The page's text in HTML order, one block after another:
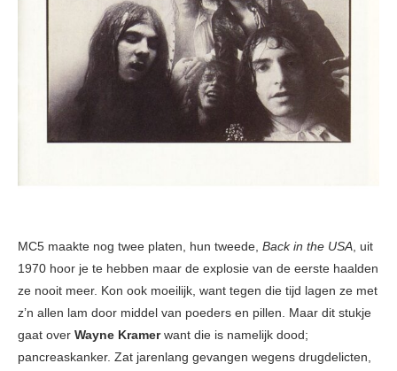
MC5 maakte nog twee platen, hun tweede, Back in the USA, uit
1970 hoor je te hebben maar de explosie van de eerste haalden
ze nooit meer. Kon ook moeilijk, want tegen die tijd lagen ze met
z’n allen lam door middel van poeders en pillen. Maar dit stukje
gaat over Wayne Kramerwant die is namelijk dood;
pancreaskanker. Zat jarenlang gevangen wegens drugdelicten,